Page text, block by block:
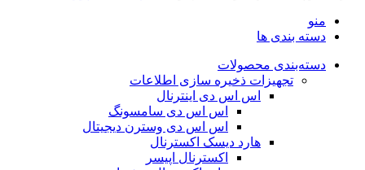
منو
دسته بندی ها
دسته‌بندی محصولات
تجهیزات ذخیره سازی اطلاعات
اس اس دی اینترنال
اس اس دی سامسونگ
اس اس دی وسترن دیجیتال
هارد دیسک اکسترنال
اکسترنال اپیسر